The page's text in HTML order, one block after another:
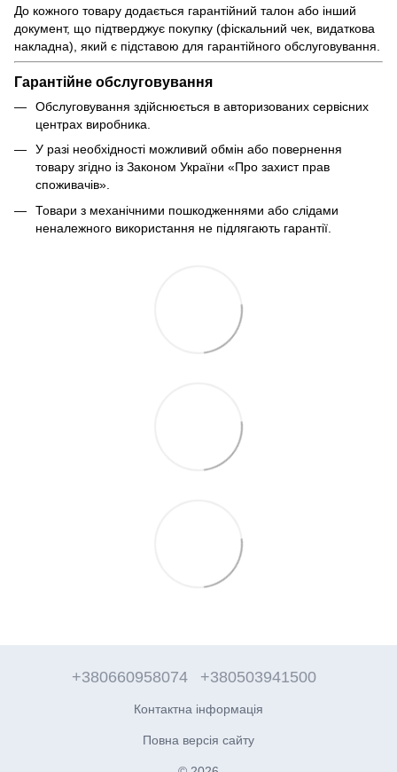
До кожного товару додається гарантійний талон або інший
документ, що підтверджує покупку (фіскальний чек, видаткова
накладна), який є підставою для гарантійного обслуговування.
Гарантійне обслуговування
Обслуговування здійснюється в авторизованих сервісних
центрах виробника.
У разі необхідності можливий обмін або повернення
товару згідно із Законом України «Про захист прав
споживачів».
Товари з механічними пошкодженнями або слідами
неналежного використання не підлягають гарантії.
+380660958074 +380503941500
Контактна інформація
Повна версія сайту